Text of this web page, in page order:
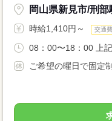
岡山県新見市/刑部
時給1,410円～ 交通
08：00〜18：00 上
ご希望の曜日で固定